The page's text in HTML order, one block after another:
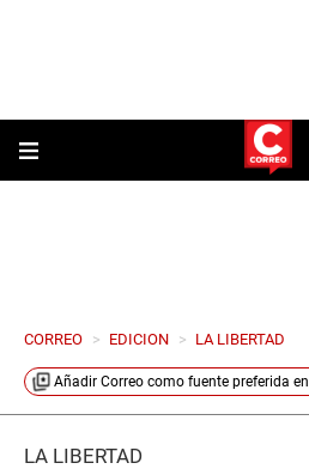
CORREO > EDICION > LA LIBERTAD
Añadir Correo como fuente preferida en
LA LIBERTAD